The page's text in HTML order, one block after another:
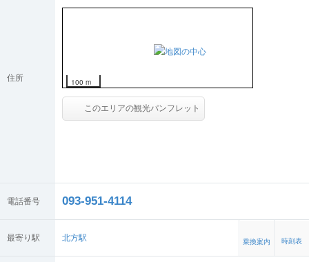
住所 100 m
このエリアの観光パンフレット
電話番号 093-951-4114
最寄り駅 北方駅 乗換案内 時刻表